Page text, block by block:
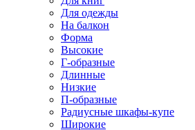
Для одежды
На балкон
Форма
Высокие
Г-образные
Длинные
Низкие
П-образные
Радиусные шкафы-купе
Широкие